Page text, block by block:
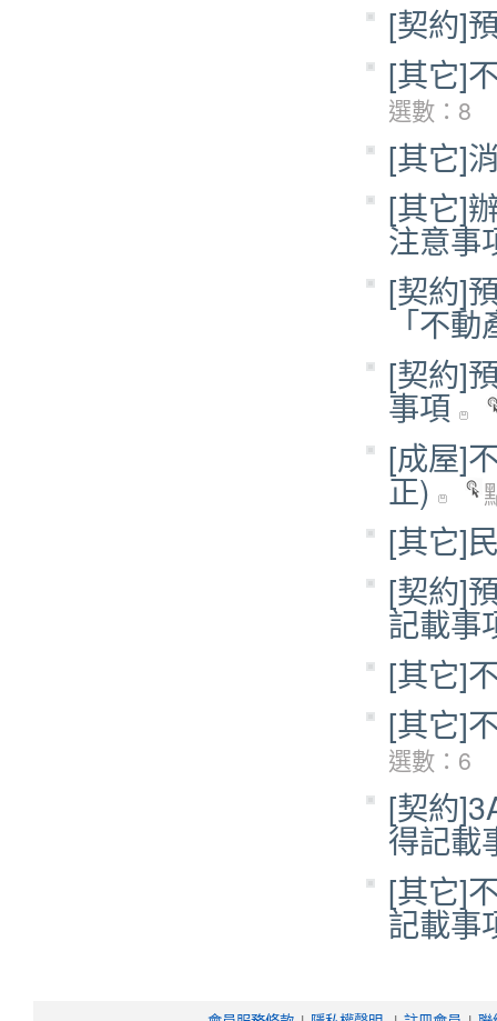
[契約]
[其它]
選數：8
[其它]
[其它]
注意事
[契約]
「不動
[契約]
事項
[成屋]
正)
[其它]
[契約]
記載事
[其它]
[其它]
選數：6
[契約
得記載
[其它]
記載事